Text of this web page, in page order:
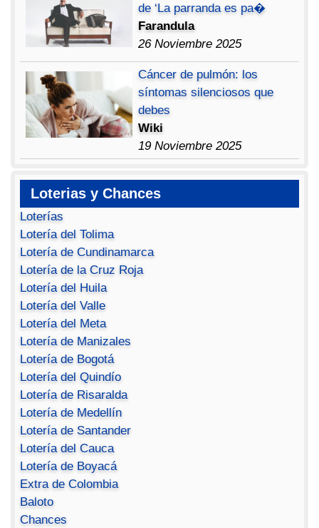
de ‘La parranda es pa�
Farandula
26 Noviembre 2025
Cáncer de pulmón: los
síntomas silenciosos que
debes
Wiki
19 Noviembre 2025
Loterias y Chances
Loterías
Lotería del Tolima
Lotería de Cundinamarca
Lotería de la Cruz Roja
Lotería del Huila
Lotería del Valle
Lotería del Meta
Lotería de Manizales
Lotería de Bogotá
Lotería del Quindío
Lotería de Risaralda
Lotería de Medellín
Lotería de Santander
Lotería del Cauca
Lotería de Boyacá
Extra de Colombia
Baloto
Chances